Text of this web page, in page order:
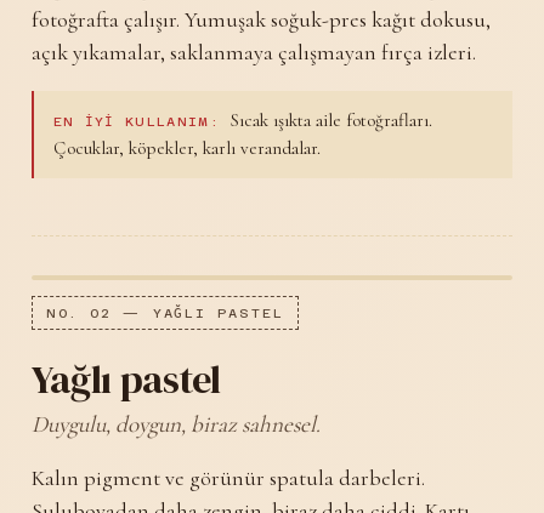
fotoğrafta çalışır. Yumuşak soğuk-pres kağıt dokusu,
açık yıkamalar, saklanmaya çalışmayan fırça izleri.
EN IYI KULLANIM:
Sıcak ışıkta aile fotoğrafları.
Çocuklar, köpekler, karlı verandalar.
NO. 02 — YAĞLI PASTEL
Yağlı pastel
Duygulu, doygun, biraz sahnesel.
Kalın pigment ve görünür spatula darbeleri.